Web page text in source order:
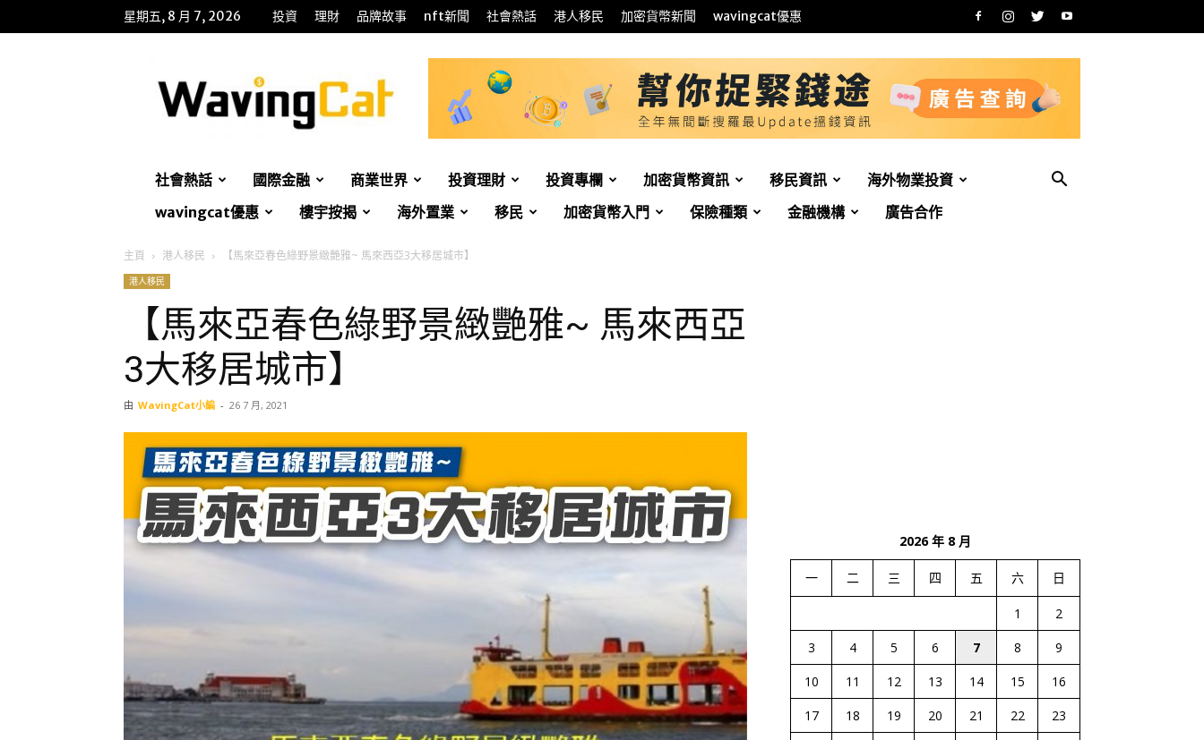
星期五, 8 月 7, 2026 投資 理財 品牌故事 nft新聞 社會熱話 港人移民 加密貨幣新聞 wavingcat優惠
招
財
貓
社會熱話 國際金融 商業世界 投資理財 投資專欄 加密貨幣資訊 移民資訊
海外物業投資
wavingcat優惠
樓宇按揭 海外置業 移民 加密貨幣入門 保險種類 金融機構 廣告合作
主頁 港人移民 【馬來亞春色綠野景緻艷雅~ 馬來西亞3大移居城市】
港人移民
【馬來亞春色綠野景緻艷雅~ 馬來西亞
3大移居城市】
由 WavingCat小編 - 26 7 月, 2021
2026 年 8 月
一 二 三 四 五 六 日
1
2
3
4 5 6 7 8
9
10
11 12 13 14 15
16
17
18 19 20 21 22
23